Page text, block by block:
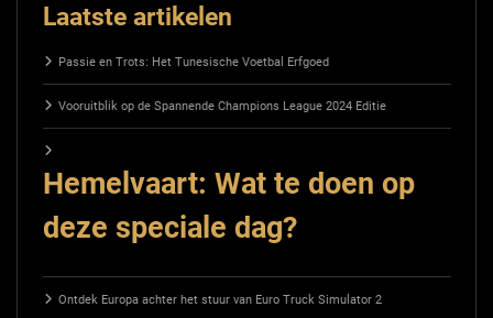
Laatste artikelen
Passie en Trots: Het Tunesische Voetbal Erfgoed
Vooruitblik op de Spannende Champions League 2024 Editie
Hemelvaart: Wat te doen op
deze speciale dag?
Ontdek Europa achter het stuur van Euro Truck Simulator 2